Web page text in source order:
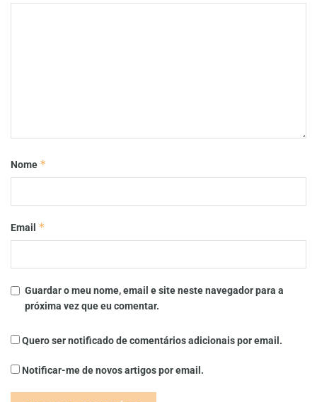
Nome *
Email *
Guardar o meu nome, email e site neste navegador para a
próxima vez que eu comentar.
Quero ser notificado de comentários adicionais por email.
Notificar-me de novos artigos por email.